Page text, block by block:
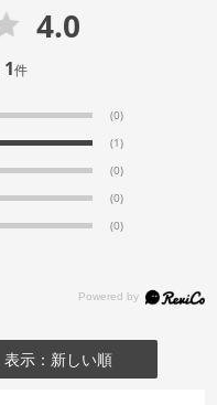
4.0
1件
(0)
(1)
(0)
(0)
(0)
表示：新しい順